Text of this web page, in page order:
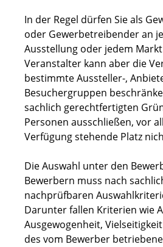
In der Regel dürfen Sie als
oder Gewerbetreibender an
Ausstellung oder jedem
Veranstalter kann aber die
bestimmte Aussteller-,
Besuchergruppen
sachlich gerechtfertigten
Personen ausschließen, vor
Verfügung stehende Platz
Die Auswahl unter den
Bewerbern muss nach
nachprüfbaren
Darunter fallen Kriterien wie
Ausgewogenheit,
des vom Bewerber